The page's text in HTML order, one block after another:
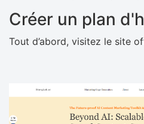
Créer un plan
Tout d’abord, visitez le site